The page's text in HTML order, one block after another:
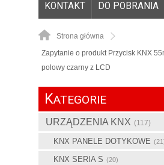
KONTAKT DO POBRANIA
Strona główna
Zapytanie o produkt Przycisk KNX
polowy czarny z LCD
KATEGORIE
URZĄDZENIA KNX (117)
KNX PANELE DOTYKOWE
KNX SERIA S (20)